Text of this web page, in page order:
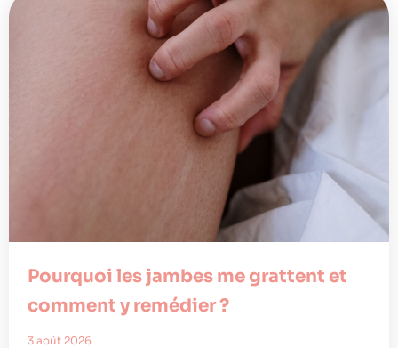
Pourquoi les jambes me grattent et
comment y remédier ?
3 août 2026